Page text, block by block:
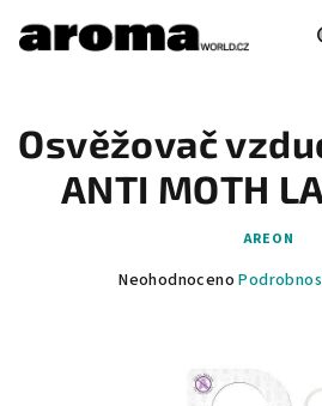
obsah
Osvěžovač
ANTI MOTH
AREON
Průměrné
Neohodnoceno